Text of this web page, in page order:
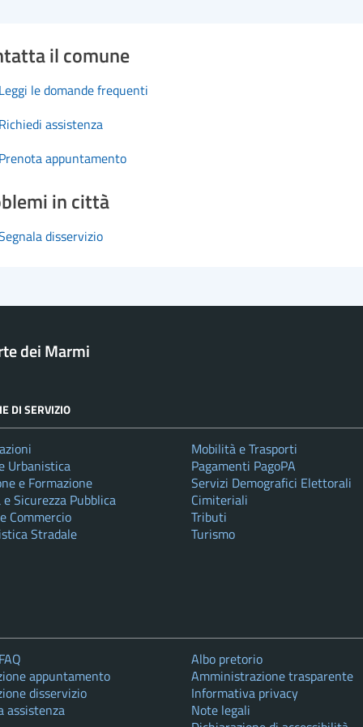
il comune
le domande frequenti
assistenza
appuntamento
in città
disservizio
dei Marmi
DI SERVIZIO
Urbanistica
e Formazione
Sicurezza Pubblica
Commercio
Stradale
Mobilità e Trasporti
Pagamenti PagoPA
Servizi Demografici Elettorali
Cimiteriali
Tributi
Turismo
appuntamento
disservizio
assistenza
Albo pretorio
Amministrazione trasparente
Informativa privacy
Note legali